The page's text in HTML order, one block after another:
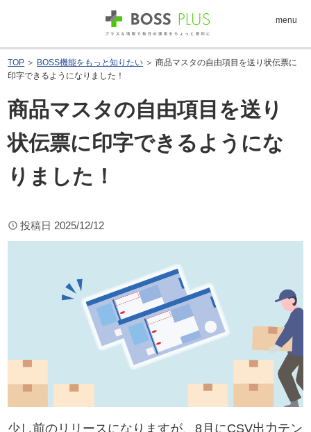
menu
TOP ＞ BOSS機能をもっと知りたい ＞ 商品マスタの自由項目を送り状伝票に
印字できるようになりました！
商品マスタの自由項目を送り
状伝票に印字できるようにな
りました！
投稿日 2025/12/12
少し前のリリースになりますが、8月にCSV出力テン